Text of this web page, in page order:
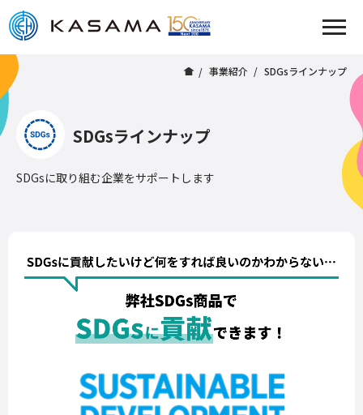
事業紹介 SDGsラインナップ
SDGsラインナップ
SDGsに取り組む企業をサポートします